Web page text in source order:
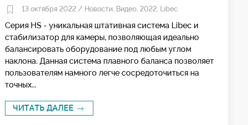
13 октября 2022 / Новости, Видео, 2022, Libec
Серия HS - уникальная штативная система Libec и
стабилизатор для камеры, позволяющая идеально
балансировать оборудование под любым углом
наклона. Данная система плавного баланса позволяет
пользователям намного легче сосредоточиться на
точных...
ЧИТАТЬ ДАЛЕЕ